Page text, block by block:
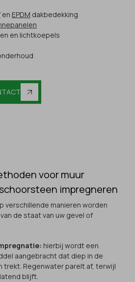
en EPDM dakbedekking
en lichtkoepels
voor muur
impregneren
verschillende manieren worden
de staat van uw gevel of
hierbij wordt een
aangebracht dat diep in de
trekt. Regenwater parelt af, terwijl
blijft.